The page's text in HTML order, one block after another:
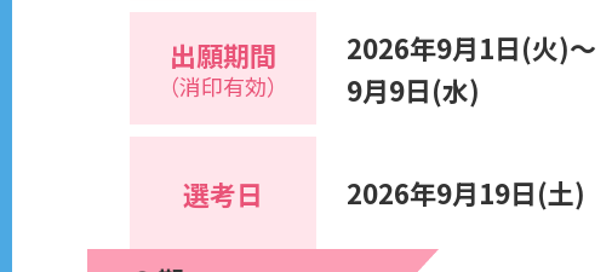
出願期間
（消印有効）
2026年9月1日(火)～
9月9日(水)
選考日 2026年9月19日(土)